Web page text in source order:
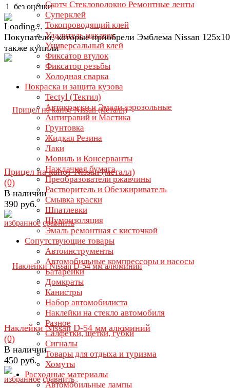
Скотч Стекловолокно Ремонтные ленты
Суперклей
Токопроводящий клей
Удалитель наклеек
Универсальный клей
Фиксатор втулок
Фиксатор резьбы
Холодная сварка
Покраска и защита кузова
Tectyl (Тектил)
Автокраски и Эмали аэрозольные
Антигравий и Мастика
Грунтовка
Жидкая Резина
Лаки
Мовиль и Консерванты
Наждачная бумага
Преобразователи ржавчины
Растворитель и Обезжириватель
Смывка краски
Шпатлевки
Шумоизоляция
Эмаль ремонтная с кисточкой
Сопутствующие товары
Автоинструменты
Автомобильные компрессоры и насосы
Батарейки
Домкраты
Канистры
Набор автомобилиста
Наклейки на стекло автомобиля
Разное
Салфетки, щетки, губки
Сигналы
Товары для отдыха и туризма
Хомуты
Расходные материалы
Автомобильные лампы
1 без оценки
Покупатели, которые приобрели Эмблема Nissan
также купили
избранное сравнить
Прицел на капот Nissan (металл)
(0)
В наличии
390 руб.
избранное сравнить
Наклейки Nissan D-54 мм алюминий
(0)
В наличии
450 руб.